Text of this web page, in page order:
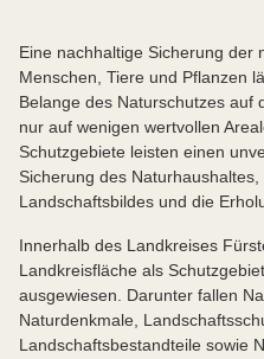
Eine nachhaltige Sicherung der
Menschen, Tiere und Pflanzen
Belange des Naturschutzes auf
nur auf wenigen wertvollen
Schutzgebiete leisten einen
Sicherung des
Landschaftsbildes und die
Innerhalb des Landkreises
Landkreisfläche als
ausgewiesen. Darunter fallen
Naturdenkmale,
Landschaftsbestandteile sowie